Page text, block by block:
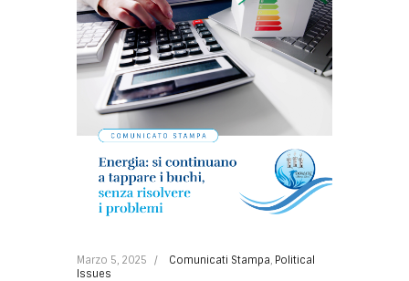
Marzo 5, 2025 Comunicati Stampa Political
Issues